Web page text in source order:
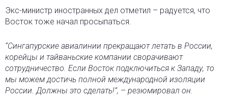
Экс-министр иностранных дел отметил – радуется, что
Восток тоже начал просыпаться.
“Сингапурские авиалинии прекращают летать в России,
корейцы и тайваньские компании сворачивают
сотрудничество. Если Восток подключиться к Западу, то
мы можем достичь полной международной изоляции
России. Должны это сделать!”, – резюмировал он.